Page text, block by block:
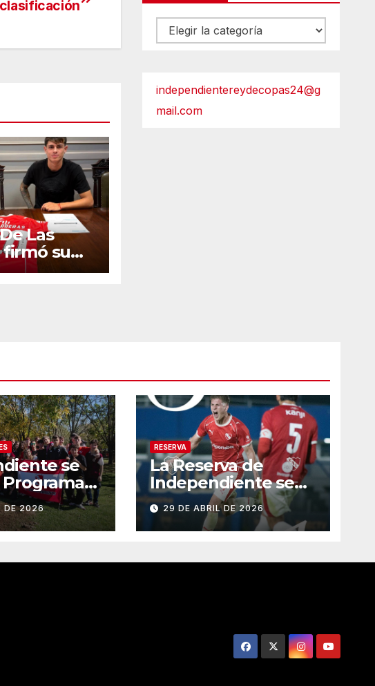
Las
firmó su
Categorías
independientereydecopas24@g
mail.com
se
DE 2026
RESERVA
La Reserva de
Independiente se
quedó con el clásico
ante Boca
29 DE ABRIL DE 2026